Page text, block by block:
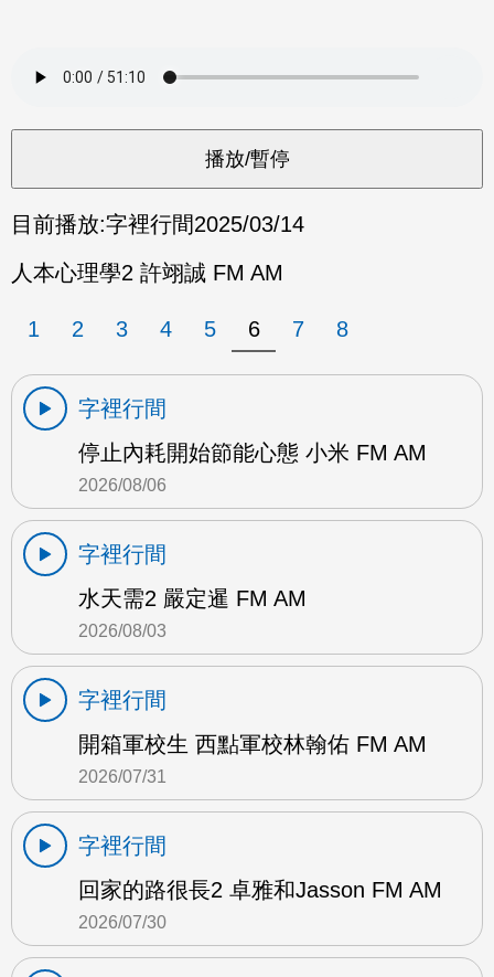
目前播放:字裡行間2025/03/14
人本心理學2 許翊誠 FM AM
1 2 3 4 5 6 7 8
字裡行間
停止內耗開始節能心態 小米 FM AM
2026/08/06
字裡行間
水天需2 嚴定暹 FM AM
2026/08/03
字裡行間
開箱軍校生 西點軍校林翰佑 FM AM
2026/07/31
字裡行間
回家的路很長2 卓雅和Jasson FM AM
2026/07/30